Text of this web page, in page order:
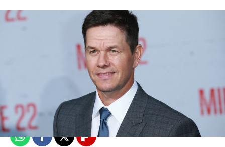
Madrid
Publicado: 10 de enero de 2022, 13:45
WhatsappFacebook
X Flipboard